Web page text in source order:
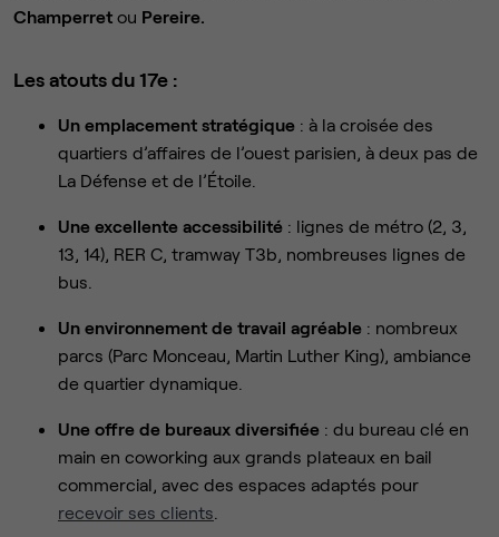
Champerret ou Pereire.
Les atouts du 17e :
Un emplacement stratégique : à la croisée des
quartiers d’affaires de l’ouest parisien, à deux pas de
La Défense et de l’Étoile.
Une excellente accessibilité : lignes de métro (2, 3,
13, 14), RER C, tramway T3b, nombreuses lignes de
bus.
Un environnement de travail agréable : nombreux
parcs (Parc Monceau, Martin Luther King), ambiance
de quartier dynamique.
Une offre de bureaux diversifiée : du bureau clé en
main en coworking aux grands plateaux en bail
commercial, avec des espaces adaptés pour
recevoir ses clients